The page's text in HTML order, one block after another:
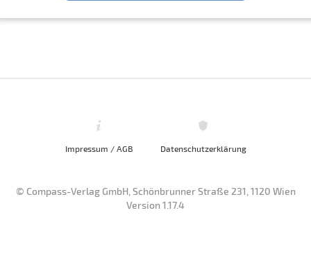
Impressum / AGB Datenschutzerklärung
© Compass-Verlag GmbH, Schönbrunner Straße 231, 1120 Wien
Version 1.17.4